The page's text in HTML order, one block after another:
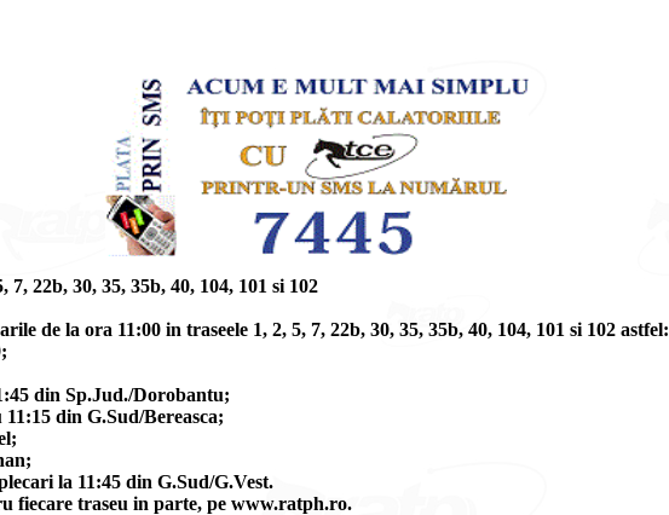
30, 35, 35b, 40, 104, 101 si 102
de la ora 11:00 in traseele 1, 2, 5, 7, 22b, 30, 35, 35b, 40, 104, 101 si 102 astfel:
din Sp.Jud./Dorobantu;
din G.Sud/Bereasca;
la 11:45 din G.Sud/G.Vest.
fiecare traseu in parte, pe www.ratph.ro.